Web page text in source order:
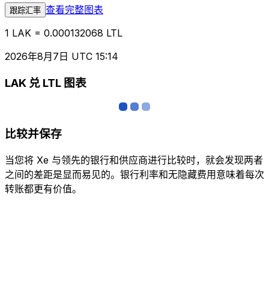
跟踪汇率 查看完整图表
1 LAK = 0.000132068 LTL
2026年8月7日 UTC 15:14
LAK 兑 LTL 图表
比较并保存
当您将 Xe 与领先的银行和供应商进行比较时，就会发现两者
之间的差距是显而易见的。银行利率和无隐藏费用意味着每次
转账都更有价值。